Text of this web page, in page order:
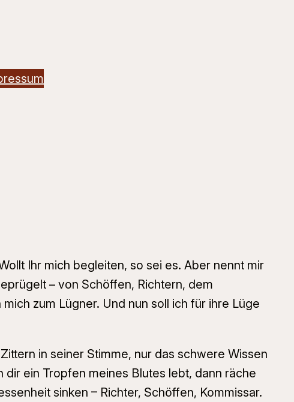
Ihr mich begleiten, so sei es. Aber nennt mir
– von Schöffen, Richtern, dem
zum Lügner. Und nun soll ich für ihre Lüge
in seiner Stimme, nur das schwere Wissen
ein Tropfen meines Blutes lebt, dann räche
sinken – Richter, Schöffen, Kommissar.